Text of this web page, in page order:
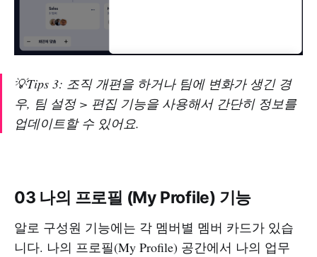
💡Tips 3: 조직 개편을 하거나 팀에 변화가 생긴 경
우, 팀 설정 > 편집 기능을 사용해서 간단히 정보를
업데이트할 수 있어요.
03 나의 프로필 (My Profile) 기능
알로 구성원 기능에는 각 멤버별 멤버 카드가 있습
니다. 나의 프로필(My Profile) 공간에서 나의 업무